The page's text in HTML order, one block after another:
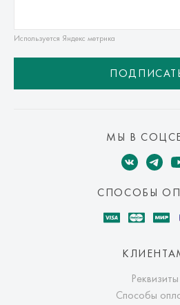
Используется Яндекс метрика
МЫ В
СПОСОБЫ
Реквизиты
Способы